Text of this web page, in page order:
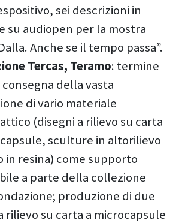
sei descrizioni in
su audiopen per la mostra
Anche se il tempo passa”.
Tercas, Teramo: termine
consegna della vasta
di vario materiale
(disegni a rilievo su carta
sculture in altorilievo
in resina) come supporto
a parte della collezione
produzione di due
rilievo su carta a microcapsule